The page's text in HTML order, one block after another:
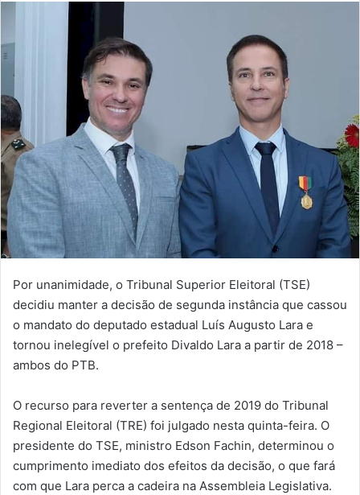
mail
Por unanimidade, o Tribunal Superior Eleitoral (TSE)
decidiu manter a decisão de segunda instância que cassou
o mandato do deputado estadual Luís Augusto Lara e
tornou inelegível o prefeito Divaldo Lara a partir de 2018 –
ambos do PTB.
O recurso para reverter a sentença de 2019 do Tribunal
Regional Eleitoral (TRE) foi julgado nesta quinta-feira. O
presidente do TSE, ministro Edson Fachin, determinou o
cumprimento imediato dos efeitos da decisão, o que fará
com que Lara perca a cadeira na Assembleia Legislativa.